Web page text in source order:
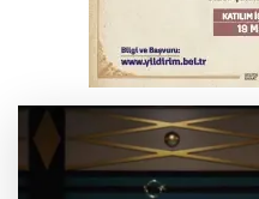
konuşması